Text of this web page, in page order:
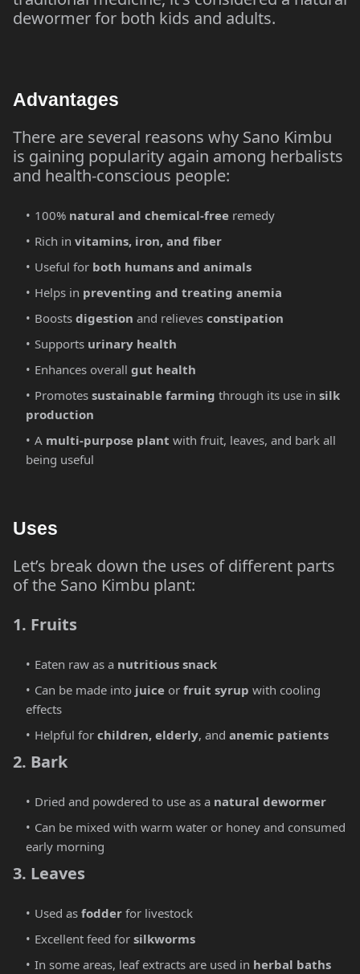
dewormer for both kids and adults.
Advantages
There are several reasons why Sano Kimbu
is gaining popularity again among herbalists
and health-conscious people:
100% natural and chemical-free remedy
Rich in vitamins, iron, and fiber
Useful for both humans and animals
Helps in preventing and treating anemia
Boosts digestion and relieves constipation
Supports urinary health
Enhances overall gut health
Promotes sustainable farming through its use in silk
production
A multi-purpose plant with fruit, leaves, and bark all
being useful
Uses
Let’s break down the uses of different parts
of the Sano Kimbu plant:
1. Fruits
Eaten raw as a nutritious snack
Can be made into juice or fruit syrup with cooling
effects
Helpful for children, elderly, and anemic patients
2. Bark
Dried and powdered to use as a natural dewormer
Can be mixed with warm water or honey and consumed
early morning
3. Leaves
Used as fodder for livestock
Excellent feed for silkworms
In some areas, leaf extracts are used in herbal baths